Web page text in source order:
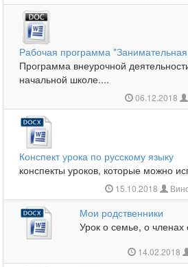
Рабочая программа
Программа внеурочной
начальной школе....
06.12.2018
Конспект урока по русскому языку
конспекты уроков, которые можно
15.10.2018
Мои родственники
Урок о семье, о
14.02.2018